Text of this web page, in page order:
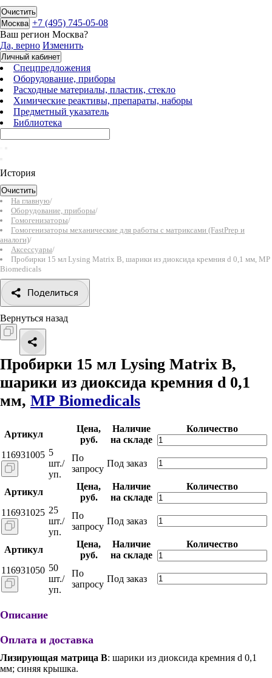
Очистить
Москва +7 (495) 745-05-08
Ваш регион Москва?
Да, верно Изменить
Личный кабинет
Спецпредложения
Оборудование, приборы
Расходные материалы, пластик, стекло
Химические реактивы, препараты, наборы
Предметный указатель
Библиотека
История
Очистить
На главную/
Оборудование, приборы/
Гомогенизаторы/
Гомогенизаторы механические для работы с матриксами (FastPrep и
аналоги)/
Аксессуары/
Пробирки 15 мл Lysing Matrix B, шарики из диоксида кремния d 0,1 мм, MP
Biomedicals
Поделиться
Вернуться назад
Пробирки 15 мл Lysing Matrix B,
шарики из диоксида кремния d 0,1
мм, MP Biomedicals
Артикул
Цена,
руб.
Наличие
на складе
Количество
116931005 5
шт./
уп.
По
запросу
Под заказ
Артикул
Цена,
руб.
Наличие
на складе
Количество
116931025 25
шт./
уп.
По
запросу
Под заказ
Артикул
Цена,
руб.
Наличие
на складе
Количество
116931050 50
шт./
уп.
По
запросу
Под заказ
Описание
Оплата и доставка
Лизирующая матрица B: шарики из диоксида кремния d 0,1
мм; синяя крышка.